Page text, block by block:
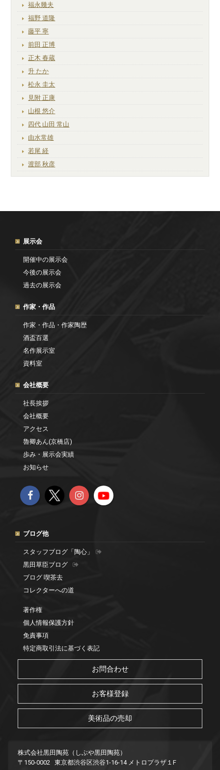
福永幾夫
福野 道隆
藤平 寧
前田 正博
正木 春蔵
升 たか
松永 圭太
見附 正康
山根 悠介
四代 山田 常山
由水常雄
若尾 経
渡部 秋彦
展示会
開催中の展示会
今後の展示会
過去の展示会
作家・作品
作家・作品・作家陶歴
酒盃百選
名作展示室
資料室
会社概要
社長挨拶
会社概要
アクセス
魯卿あん(京橋店)
歩み・展示会実績
お知らせ
ブログ他
スタッフブログ「陶心」
黒田草臣ブログ
ブログ 喫茶去
コレクターへの道
著作権
個人情報保護方針
免責事項
特定商取引法に基づく表記
お問合わせ
お客様登録
美術品の売却
株式会社黒田陶苑（しぶや黒田陶苑）
〒150-0002 東京都渋谷区渋谷1-16-14 メトロプラザ１F